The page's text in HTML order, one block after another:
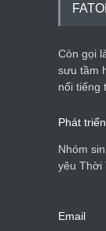
Còn gọi
sưu tầm
nổi tiếng
Phát triển
Nhóm
yêu Thời
Email